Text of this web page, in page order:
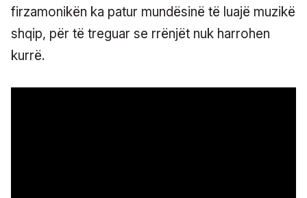
firzamonikën ka patur mundësinë të luajë muzikë
shqip, për të treguar se rrënjët nuk harrohen
kurrë.